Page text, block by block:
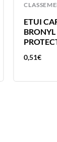
ETUI
0,51€